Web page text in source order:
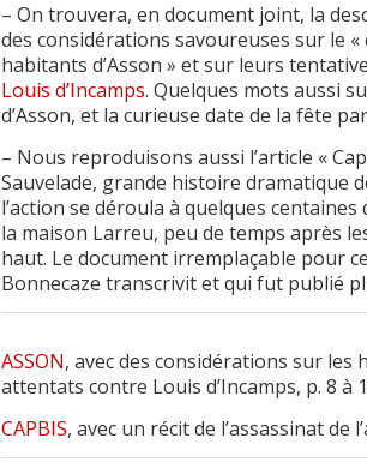
– On trouvera, en document joint, la
des considérations savoureuses sur le
habitants d’Asson » et sur leurs
Louis d’Incamps. Quelques mots aussi
d’Asson, et la curieuse date de la fête
– Nous reproduisons aussi l’article «
Sauvelade, grande histoire dramatique
l’action se déroula à quelques
la maison Larreu, peu de temps après
haut. Le document irremplaçable pour
Bonnecaze transcrivit et qui fut publié
ASSON, avec des considérations sur les
attentats contre Louis d’Incamps, p. 8 à
CAPBIS, avec un récit de l’assassinat de